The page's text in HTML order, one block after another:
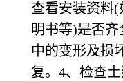
查看安装资料
明书等)是否
中的变形及损
复。4、检查